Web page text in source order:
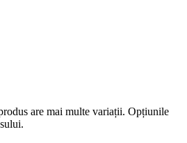
are mai multe variații. Opțiunile